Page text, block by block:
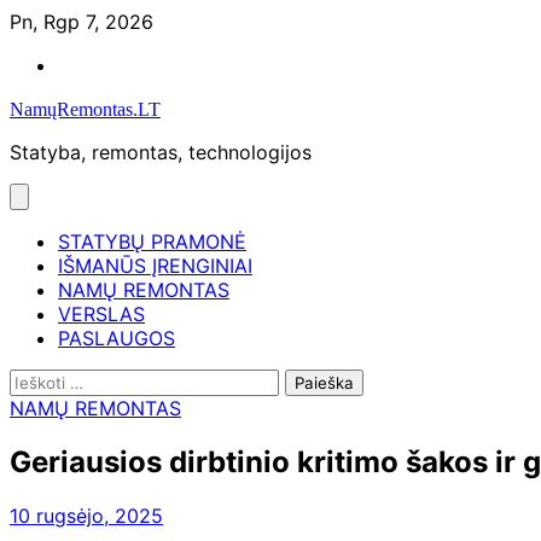
Skip
content
Pn, Rgp 7, 2026
NamųRemontas.LT
Statyba, remontas, technologijos
STATYBŲ PRAMONĖ
IŠMANŪS ĮRENGINIAI
NAMŲ REMONTAS
VERSLAS
PASLAUGOS
Ieškoti:
NAMŲ REMONTAS
Geriausios dirbtinio kritimo šakos ir
10 rugsėjo, 2025